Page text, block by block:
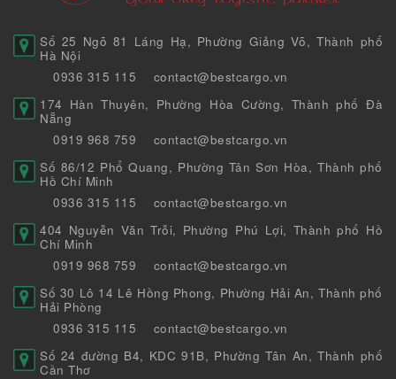
Số 25 Ngõ 81 Láng Hạ, Phường Giảng Võ, Thành phố
Hà Nội
0936 315 115
contact@bestcargo.vn
174 Hàn Thuyên, Phường Hòa Cường, Thành phố Đà
Nẵng
0919 968 759
contact@bestcargo.vn
Số 86/12 Phổ Quang, Phường Tân Sơn Hòa, Thành phố
Hồ Chí Minh
0936 315 115
contact@bestcargo.vn
404 Nguyễn Văn Trỗi, Phường Phú Lợi, Thành phố Hồ
Chí Minh
0919 968 759
contact@bestcargo.vn
Số 30 Lô 14 Lê Hồng Phong, Phường Hải An, Thành phố
Hải Phòng
0936 315 115
contact@bestcargo.vn
Số 24 đường B4, KDC 91B, Phường Tân An, Thành phố
Cần Thơ